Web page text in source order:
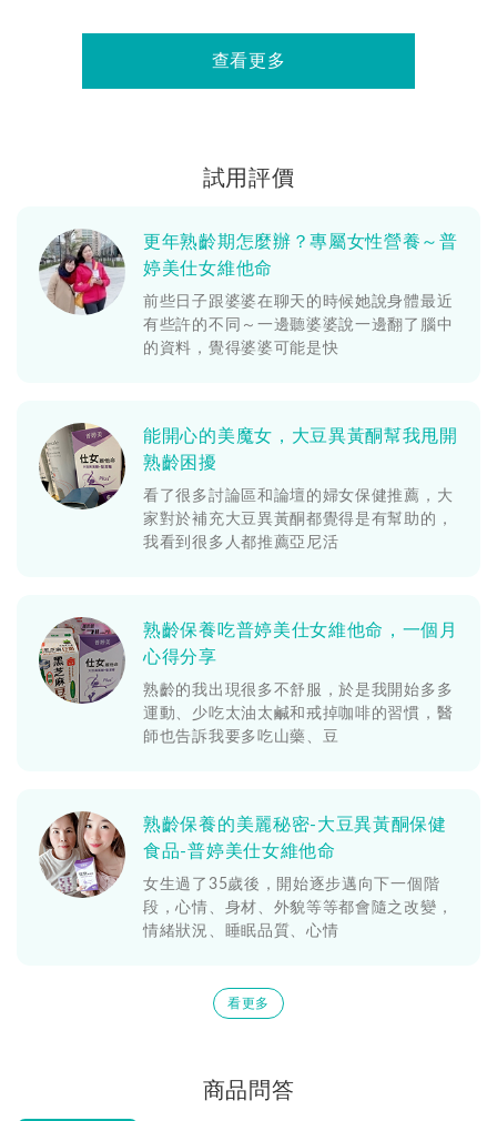
查看更多
試用評價
更年熟齡期怎麼辦？專屬女性營養～普
婷美仕女維他命
前些日子跟婆婆在聊天的時候她說身體最近
有些許的不同～一邊聽婆婆說一邊翻了腦中
的資料，覺得婆婆可能是快
能開心的美魔女，大豆異黃酮幫我甩開
熟齡困擾
看了很多討論區和論壇的婦女保健推薦，大
家對於補充大豆異黃酮都覺得是有幫助的，
我看到很多人都推薦亞尼活
熟齡保養吃普婷美仕女維他命，一個月
心得分享
熟齡的我出現很多不舒服，於是我開始多多
運動、少吃太油太鹹和戒掉咖啡的習慣，醫
師也告訴我要多吃山藥、豆
熟齡保養的美麗秘密-大豆異黃酮保健
食品-普婷美仕女維他命
女生過了35歲後，開始逐步邁向下一個階
段，心情、身材、外貌等等都會隨之改變，
情緒狀況、睡眠品質、心情
看更多
商品問答